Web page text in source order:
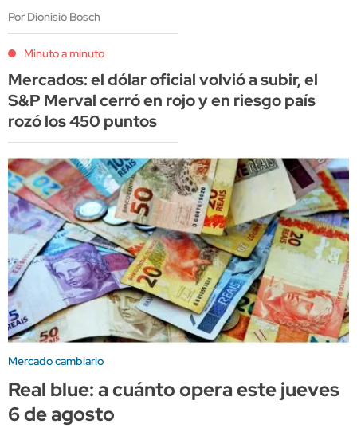
Por Dionisio Bosch
Minuto a minuto
Mercados: el dólar oficial volvió a subir, el
S&P Merval cerró en rojo y en riesgo país
rozó los 450 puntos
Mercado cambiario
Real blue: a cuánto opera este jueves
6 de agosto